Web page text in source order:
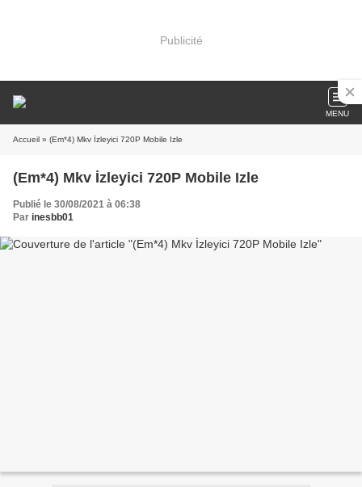
Publicité
MENU
Accueil » (Em*4) Mkv İzleyici 720P Mobile Izle
(Em*4) Mkv İzleyici 720P Mobile Izle
Publié le 30/08/2021 à 06:38
Par inesbb01